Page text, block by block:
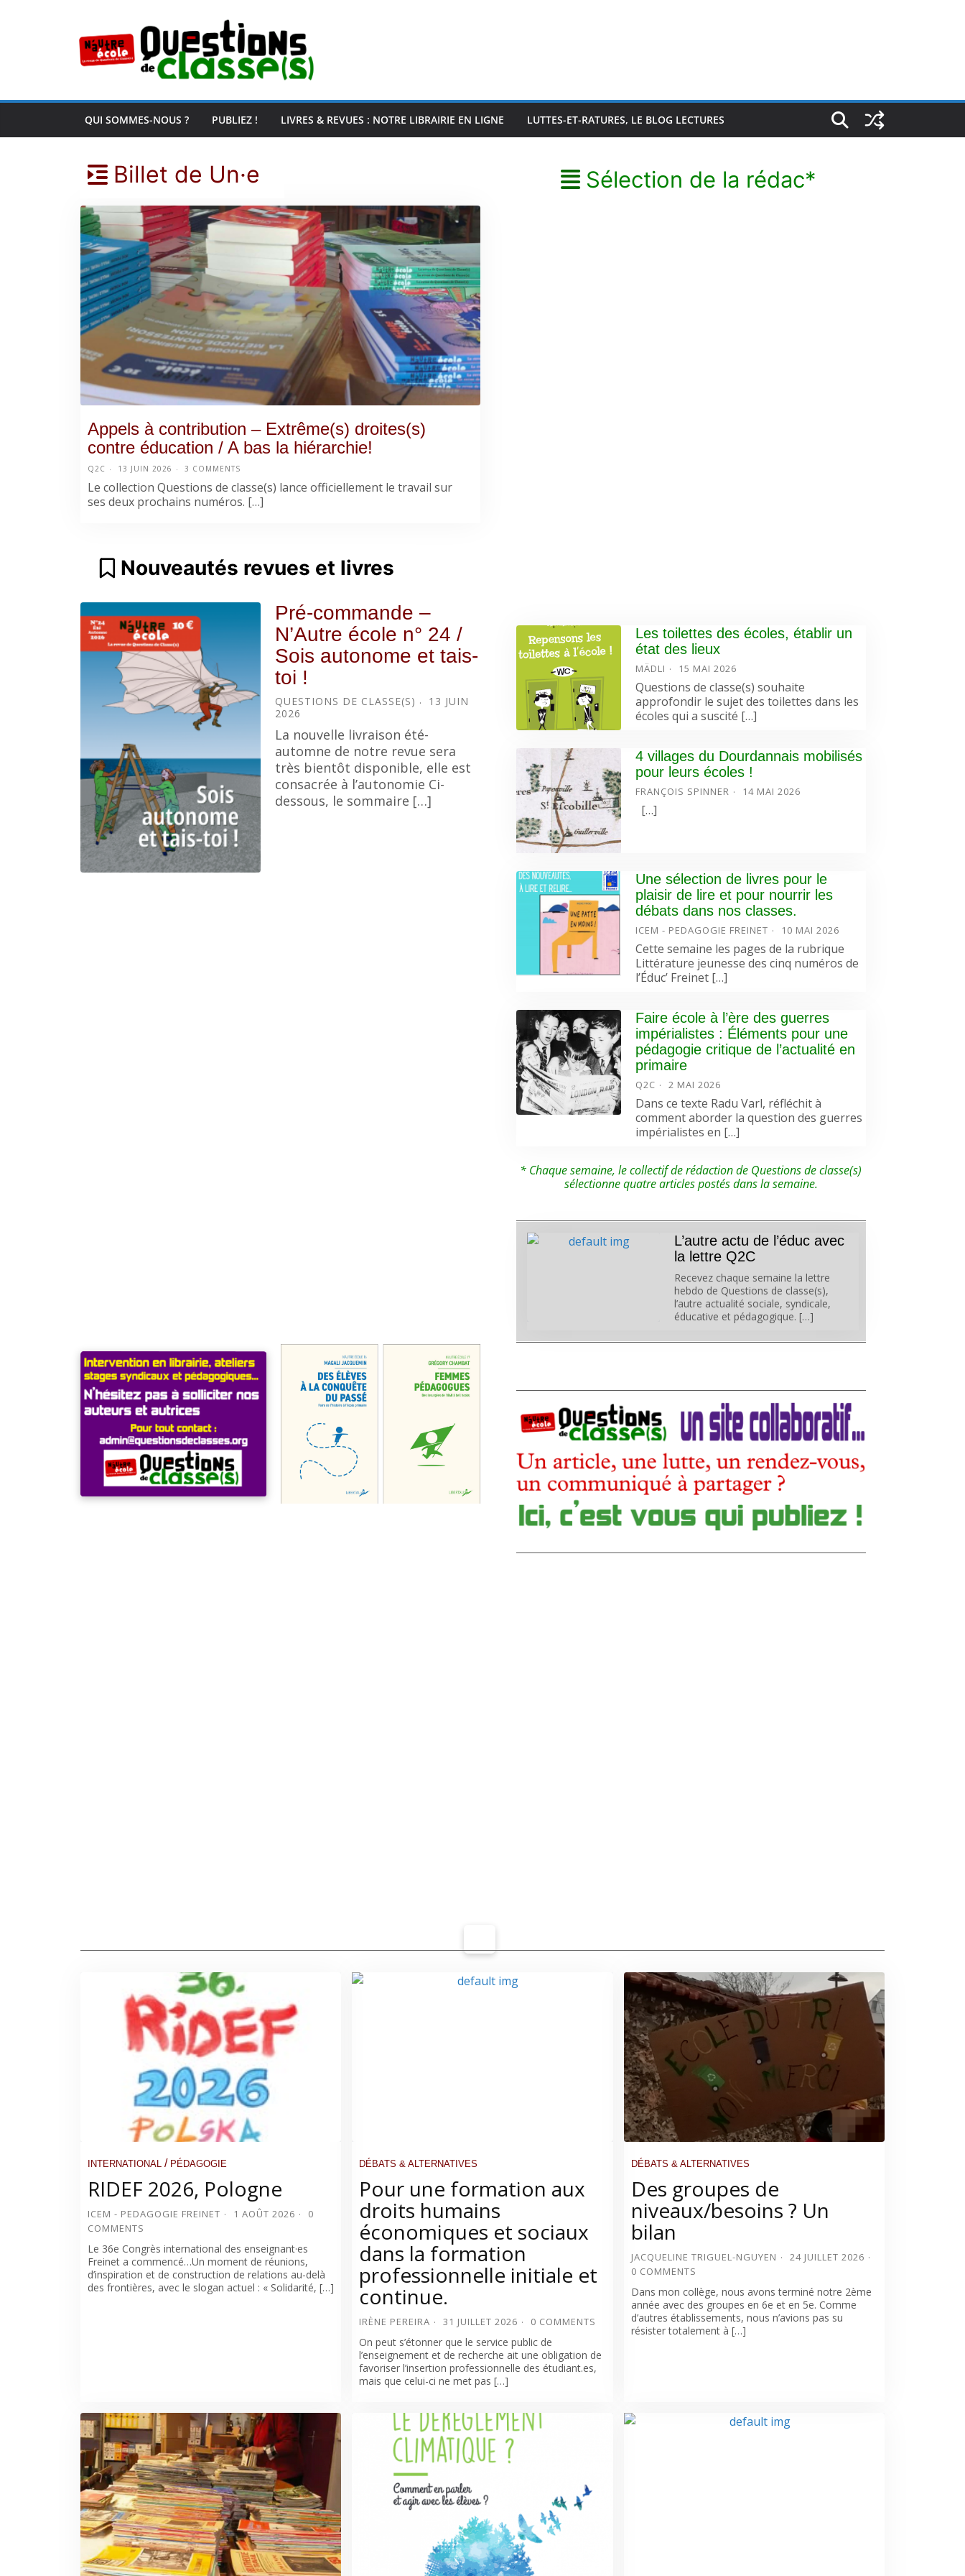
QUI SOMMES-NOUS ? PUBLIEZ ! LIVRES & REVUES : NOTRE LIBRAIRIE EN LIGNE LUTTES-ET-RATURES, LE BLOG LECTURES
Billet de Un·e
Appels à contribution – Extrême(s) droites(s)
contre éducation / A bas la hiérarchie!
Q2C 13 JUIN 2026 3 COMMENTS
Le collection Questions de classe(s) lance officiellement le travail sur
ses deux prochains numéros. […]
Nouveautés revues et livres
Pré-commande –
N’Autre école n° 24 /
Sois autonome et tais-
toi !
QUESTIONS DE CLASSE(S)
13 JUIN
2026
La nouvelle livraison été-
automne de notre revue sera
très bientôt disponible, elle est
consacrée à l’autonomie Ci-
dessous, le sommaire […]
Sélection de la rédac*
Les toilettes des écoles, établir un
état des lieux
MÄDLI 15 MAI 2026
Questions de classe(s) souhaite
approfondir le sujet des toilettes dans les
écoles qui a suscité […]
4 villages du Dourdannais mobilisés
pour leurs écoles !
FRANÇOIS SPINNER 14 MAI 2026
[…]
Une sélection de livres pour le
plaisir de lire et pour nourrir les
débats dans nos classes.
ICEM - PEDAGOGIE FREINET 10 MAI 2026
Cette semaine les pages de la rubrique
Littérature jeunesse des cinq numéros de
l’Éduc’ Freinet […]
Faire école à l’ère des guerres
impérialistes : Éléments pour une
pédagogie critique de l’actualité en
primaire
Q2C 2 MAI 2026
Dans ce texte Radu Varl, réfléchit à
comment aborder la question des guerres
impérialistes en […]
* Chaque semaine, le collectif de rédaction de Questions de classe(s)
sélectionne quatre articles postés dans la semaine.
L’autre actu de l’éduc avec
la lettre Q2C
Recevez chaque semaine la lettre
hebdo de Questions de classe(s),
l’autre actualité sociale, syndicale,
éducative et pédagogique. […]
INTERNATIONAL / PÉDAGOGIE
RIDEF 2026, Pologne
ICEM - PEDAGOGIE FREINET 1 AOÛT 2026
0
COMMENTS
Le 36e Congrès international des enseignant·es
Freinet a commencé…Un moment de réunions,
d’inspiration et de construction de relations au-delà
des frontières, avec le slogan actuel : « Solidarité, […]
DÉBATS & ALTERNATIVES
Pour une formation aux
droits humains
économiques et sociaux
dans la formation
professionnelle initiale et
continue.
IRÈNE PEREIRA 31 JUILLET 2026 0 COMMENTS
On peut s’étonner que le service public de
l’enseignement et de recherche ait une obligation de
favoriser l’insertion professionnelle des étudiant.es,
mais que celui-ci ne met pas […]
DÉBATS & ALTERNATIVES
Des groupes de
niveaux/besoins ? Un
bilan
JACQUELINE TRIGUEL-NGUYEN
24 JUILLET 2026
0 COMMENTS
Dans mon collège, nous avons terminé notre 2ème
année avec des groupes en 6e et en 5e. Comme
d’autres établissements, nous n’avions pas su
résister totalement à […]